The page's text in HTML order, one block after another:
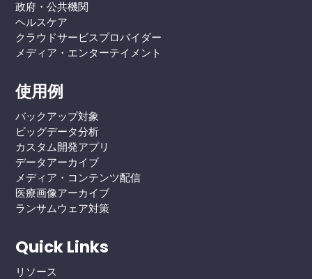
政府・公共機関
ヘルスケア
クラウドサービスプロバイダー
メディア・エンターテイメント
使用例
バックアップ対象
ビッグデータ分析
カスタム開発アプリ
データアーカイブ
メディア・コンテンツ配信
医療画像アーカイブ
ランサムウェア対策
Quick Links
リソース